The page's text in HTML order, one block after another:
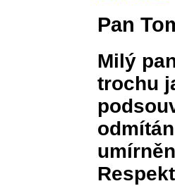
Pan
Milý
trochu